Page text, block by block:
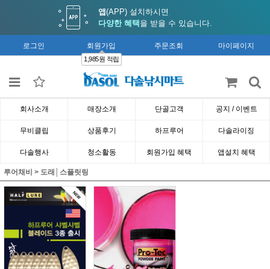
앱(APP) 설치하시면
다양한 혜택 을 받을 수 있습니다.
로그인 회원가입
1,985원 적립
주문조회 마이페이지
회사소개 매장소개 단골고객 공지 / 이벤트
무비클립 상품후기 하프루어 다솔라이징
다솔행사 청소활동 회원가입 혜택 앱설치 혜택
루어채비 > 도래│스플릿링